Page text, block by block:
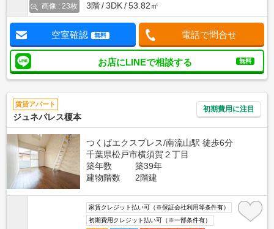
画像 : 23枚
3階
3DK 53.82㎡
空室確認 無料 電話で問合せ
お店にLINEで相談する 無料
賃貸アパート
ジュネパレス榎本
初期費用に注目
つくばエクスプレス/南流山駅 徒歩6分
千葉県松戸市横須賀２丁目
築年数
築39年
建物階数
2階建
家賃クレジット払い可（※保証会社利用等条件有）
初期費用クレジット払い可（※一部条件有）